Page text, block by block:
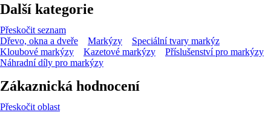
Další kategorie
Přeskočit seznam
Dřevo, okna a dveře
Markýzy
Speciální tvary markýz
Kloubové markýzy
Kazetové markýzy
Příslušenství pro markýzy
Náhradní díly pro markýzy
Zákaznická hodnocení
Přeskočit oblast